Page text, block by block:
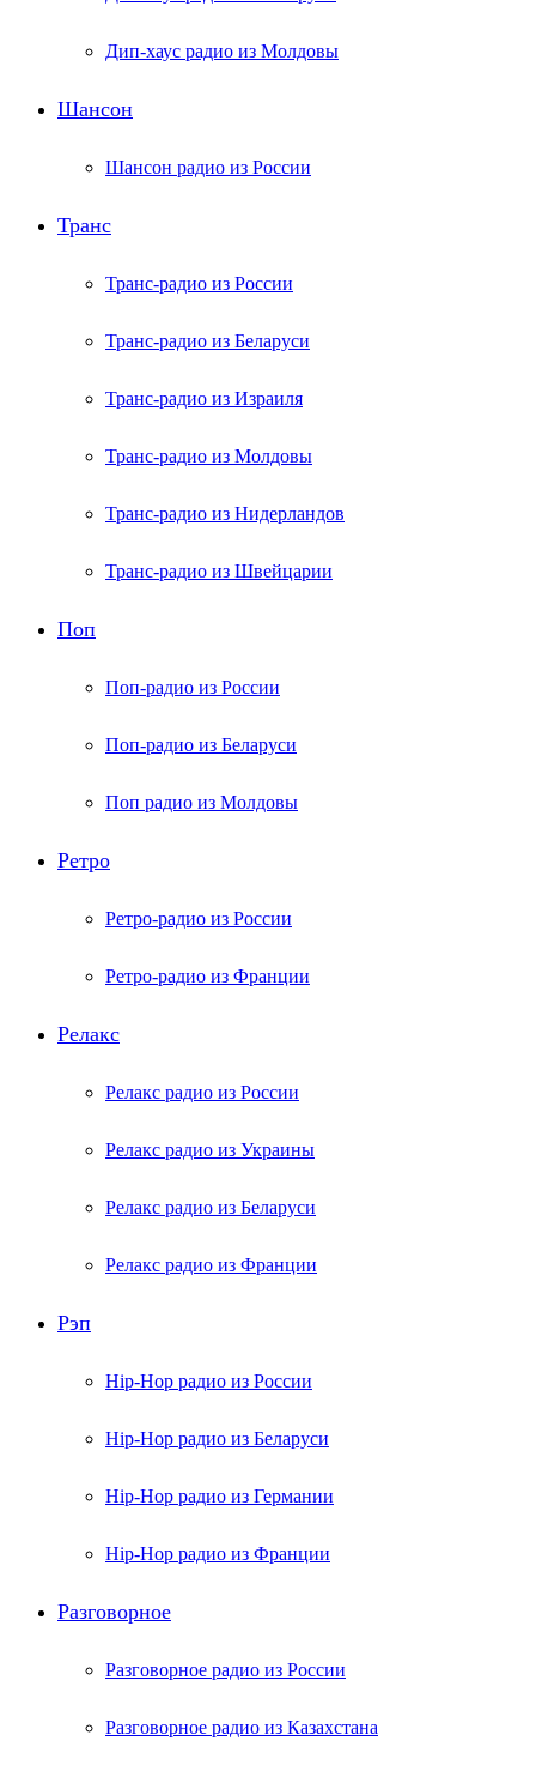
Дип-хаус радио из Молдовы
Шансон
Шансон радио из России
Транс
Транс-радио из России
Транс-радио из Беларуси
Транс-радио из Израиля
Транс-радио из Молдовы
Транс-радио из Нидерландов
Транс-радио из Швейцарии
Поп
Поп-радио из России
Поп-радио из Беларуси
Поп радио из Молдовы
Ретро
Ретро-радио из России
Ретро-радио из Франции
Релакс
Релакс радио из России
Релакс радио из Украины
Релакс радио из Беларуси
Релакс радио из Франции
Рэп
Hip-Hop радио из России
Hip-Hop радио из Беларуси
Hip-Hop радио из Германии
Hip-Hop радио из Франции
Разговорное
Разговорное радио из России
Разговорное радио из Казахстана